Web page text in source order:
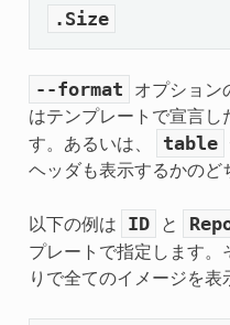
.Size
--format オプション
はテンプレートで宣言し
す。あるいは、
table
ヘッダも表示するかのど
以下の例は ID と
プレートで指定します。
りで全てのイメージを表